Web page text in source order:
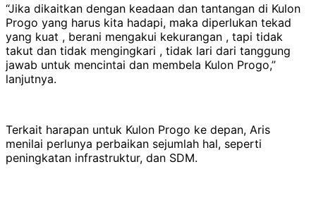
“Jika dikaitkan dengan keadaan dan tantangan di Kulon
Progo yang harus kita hadapi, maka diperlukan tekad
yang kuat , berani mengakui kekurangan , tapi tidak
takut dan tidak mengingkari , tidak lari dari tanggung
jawab untuk mencintai dan membela Kulon Progo,”
lanjutnya.
Terkait harapan untuk Kulon Progo ke depan, Aris
menilai perlunya perbaikan sejumlah hal, seperti
peningkatan infrastruktur, dan SDM.